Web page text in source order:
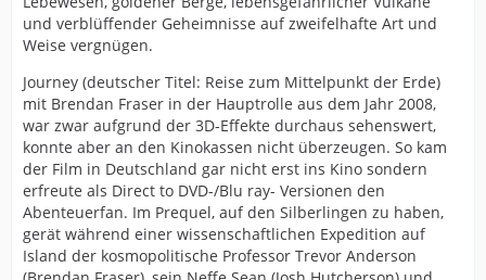
und verblüffender Geheimnisse auf zweifelhafte Art und
Weise vergnügen.
Journey (deutscher Titel: Reise zum Mittelpunkt der Erde)
mit Brendan Fraser in der Hauptrolle aus dem Jahr 2008,
war zwar aufgrund der 3D-Effekte durchaus sehenswert,
konnte aber an den Kinokassen nicht überzeugen. So kam
der Film in Deutschland gar nicht erst ins Kino sondern
erfreute als Direct to DVD-/Blu ray- Versionen den
Abenteuerfan. Im Prequel, auf den Silberlingen zu haben,
gerät während einer wissenschaftlichen Expedition auf
Island der kosmopolitische Professor Trevor Anderson